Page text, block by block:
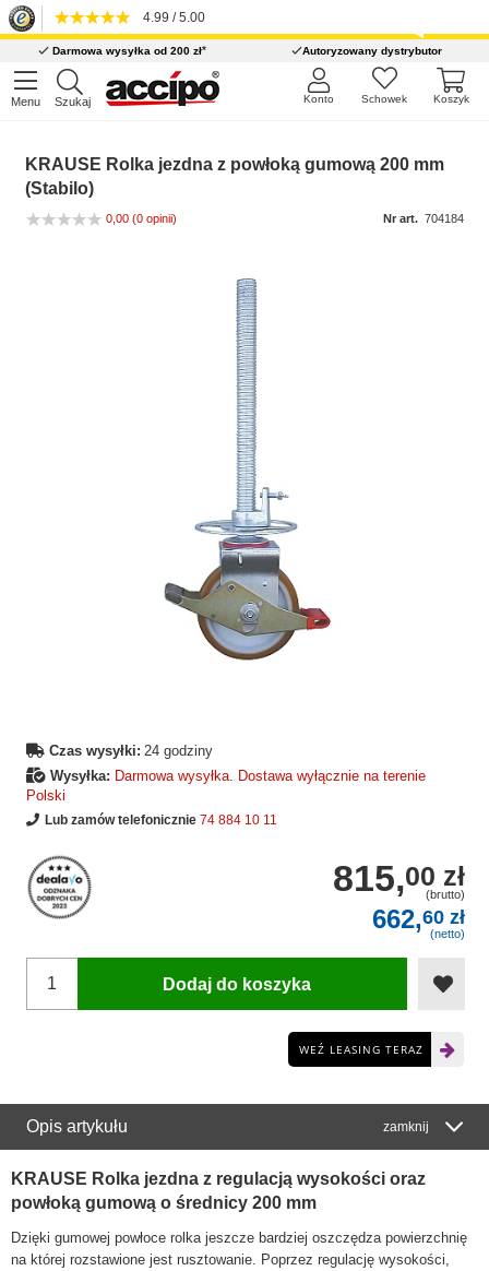
4.99 / 5.00
Darmowa wysyłka od 200 zł* Autoryzowany dystrybutor
Menu Szukaj Koszyk
Schowek
Konto
KRAUSE Rolka jezdna z powłoką gumową 200 mm
(Stabilo)
0,00 (0 opinii) Nr art. 704184
Czas wysyłki: 24 godziny
Wysyłka: Darmowa wysyłka. Dostawa wyłącznie na terenie
Polski
Lub zamów telefonicznie 74 884 10 11
815,00 zł
(brutto)
662,60 zł
(netto)
Dodaj do koszyka
WEŹ LEASING TERAZ
Opis artykułu zamknij
KRAUSE Rolka jezdna z regulacją wysokości oraz
powłoką gumową o średnicy 200 mm
Dzięki gumowej powłoce rolka jeszcze bardziej oszczędza powierzchnię
na której rozstawione jest rusztowanie. Poprzez regulację wysokości,